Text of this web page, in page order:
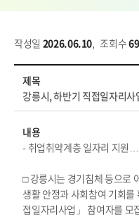
작성일 2026.06.10, 조회수
제목
강릉시, 하반기 직접일자리사
내용
- 취업취약계층 일자리 지원
□ 강릉시는 경기침체 등으로
생활 안정과 사회참여 기회
접일자리사업」 참여자를 모